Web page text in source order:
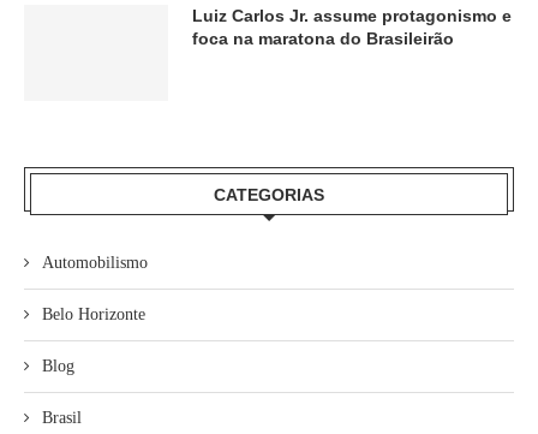
Luiz Carlos Jr. assume protagonismo e
foca na maratona do Brasileirão
CATEGORIAS
Automobilismo
Belo Horizonte
Blog
Brasil